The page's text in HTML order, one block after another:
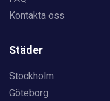
Kontakta oss
Städer
Stockholm
Göteborg